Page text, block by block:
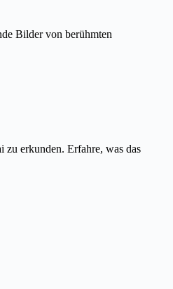
Bilder von berühmten
erkunden. Erfahre, was das